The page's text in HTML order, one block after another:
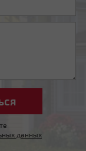
данных